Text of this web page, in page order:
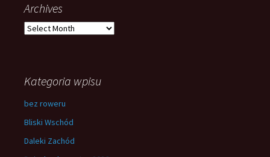
Archives
Archives
Kategoria wpisu
bez roweru
Bliski Wschód
Daleki Zachód